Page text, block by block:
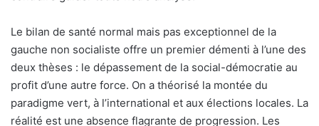
Le bilan de santé normal mais pas exceptionnel de la
gauche non socialiste offre un premier démenti à l’une des
deux thèses : le dépassement de la social-démocratie au
profit d’une autre force. On a théorisé la montée du
paradigme vert, à l’international et aux élections locales. La
réalité est une absence flagrante de progression. Les